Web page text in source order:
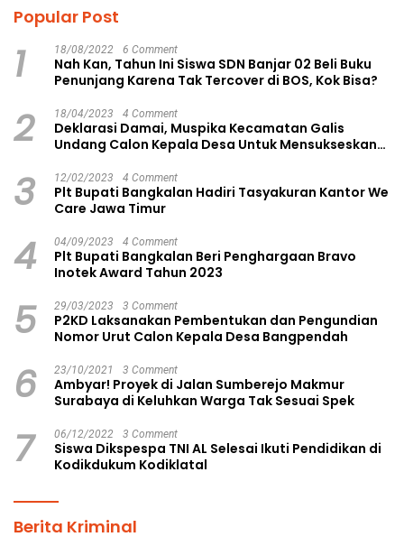
Popular Post
1 18/08/2022 6 Comment
Nah Kan, Tahun Ini Siswa SDN Banjar 02 Beli Buku
Penunjang Karena Tak Tercover di BOS, Kok Bisa?
2 18/04/2023 4 Comment
Deklarasi Damai, Muspika Kecamatan Galis
Undang Calon Kepala Desa Untuk Mensukseskan
3 12/02/2023 4 Comment
Plt Bupati Bangkalan Hadiri Tasyakuran Kantor We
Care Jawa Timur
4 04/09/2023 4 Comment
Plt Bupati Bangkalan Beri Penghargaan Bravo
Inotek Award Tahun 2023
5 29/03/2023 3 Comment
P2KD Laksanakan Pembentukan dan Pengundian
Nomor Urut Calon Kepala Desa Bangpendah
6 23/10/2021 3 Comment
Ambyar! Proyek di Jalan Sumberejo Makmur
Surabaya di Keluhkan Warga Tak Sesuai Spek
7 06/12/2022 3 Comment
Siswa Dikspespa TNI AL Selesai Ikuti Pendidikan di
Kodikdukum Kodiklatal
Berita Kriminal